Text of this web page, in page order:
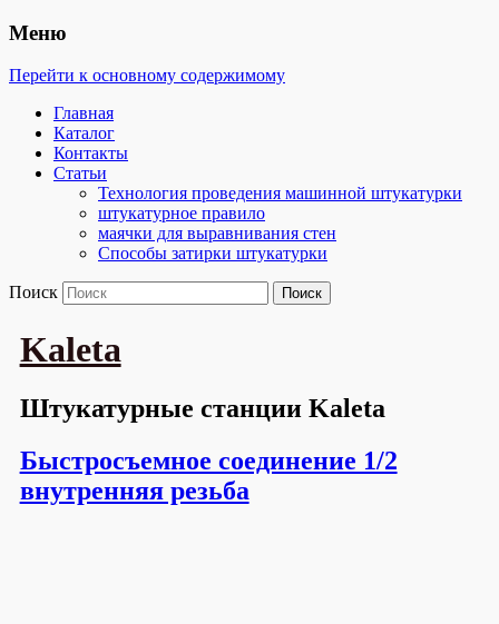
Меню
Перейти к основному содержимому
Главная
Каталог
Контакты
Статьи
Технология проведения машинной штукатурки
штукатурное правило
маячки для выравнивания стен
Способы затирки штукатурки
Поиск
Kaleta
Штукатурные станции Kaleta
Быстросъемное соединение 1/2
внутренняя резьба